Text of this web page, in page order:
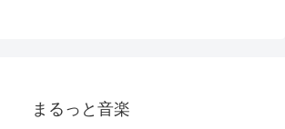
まるっと音楽